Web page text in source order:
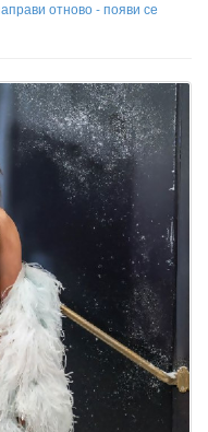
отново - появи се